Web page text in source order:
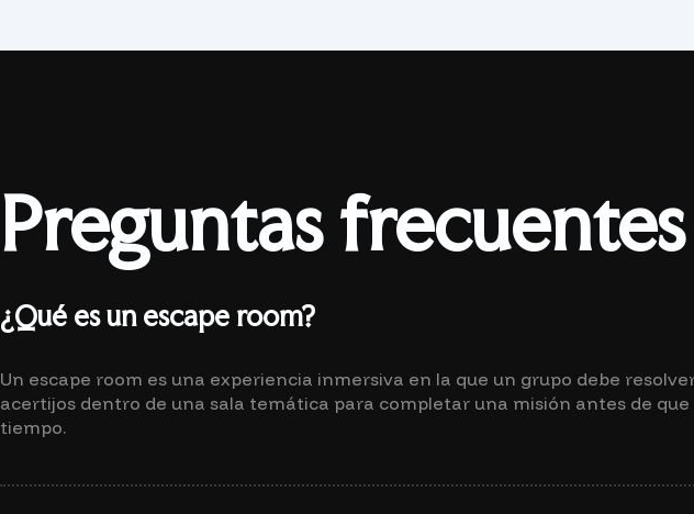
Preguntas frecuentes
¿Qué es un escape room?
Un escape room es una experiencia inmersiva en la que un grupo debe
acertijos dentro de una sala temática para completar una misión antes de que
tiempo.